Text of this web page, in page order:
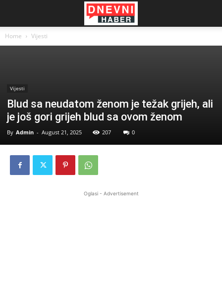
Home Vijesti
Vijesti
Blud sa neudatom ženom je težak grijeh, ali
je još gori grijeh blud sa ovom ženom
By Admin - August 21, 2025 207 0
Oglasi - Advertisement